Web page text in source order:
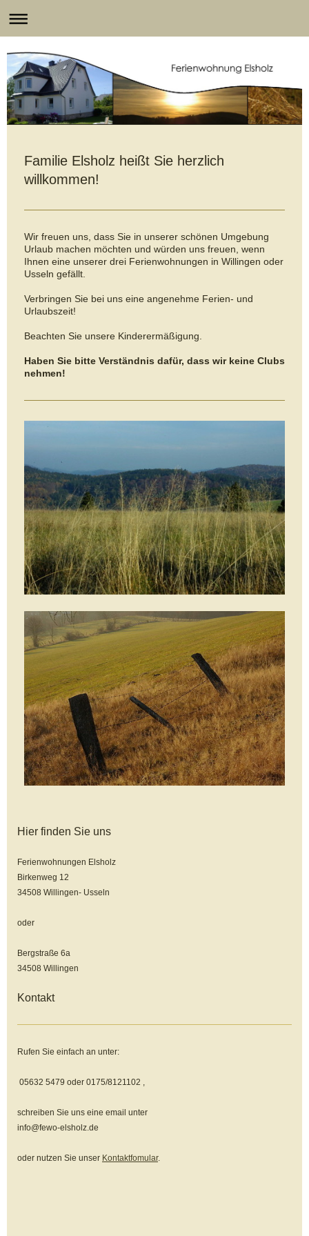
Familie Elsholz heißt Sie herzlich
willkommen!
Wir freuen uns, dass Sie in unserer schönen Umgebung
Urlaub machen möchten und würden uns freuen, wenn
Ihnen eine unserer drei Ferienwohnungen in Willingen oder
Usseln gefällt.
Verbringen Sie bei uns eine angenehme Ferien- und
Urlaubszeit!
Beachten Sie unsere Kinderermäßigung.
Haben Sie bitte Verständnis dafür, dass wir keine Clubs
nehmen!
Hier finden Sie uns
Ferienwohnungen Elsholz
Birkenweg 12
34508 Willingen- Usseln
oder
Bergstraße 6a
34508 Willingen
Kontakt
Rufen Sie einfach an unter:
05632 5479 oder 0175/8121102 ,
schreiben Sie uns eine email unter
info@fewo-elsholz.de
oder nutzen Sie unser Kontaktfomular.